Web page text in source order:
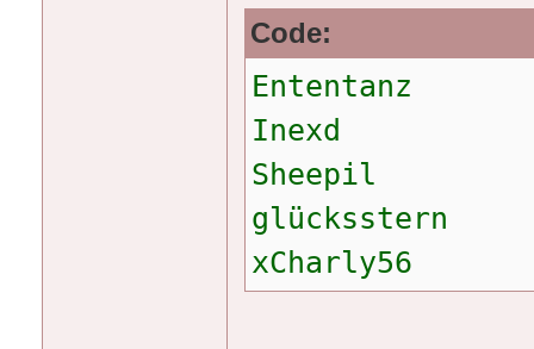
Code:
Ententanz
Inexd
Sheepil
glücksstern
xCharly56